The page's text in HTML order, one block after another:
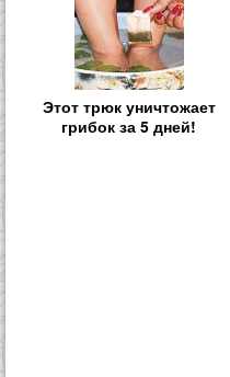
Этот трюк уничтожает
грибок за 5 дней!